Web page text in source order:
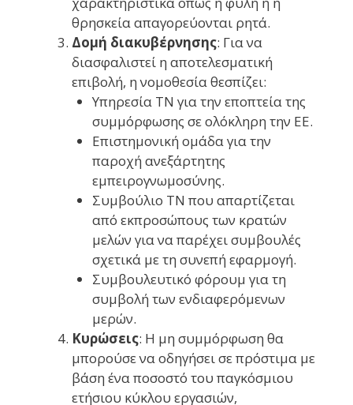
θρησκεία απαγορεύονται ρητά.
Δομή διακυβέρνησης: Για να
διασφαλιστεί η αποτελεσματική
επιβολή, η νομοθεσία θεσπίζει:
Υπηρεσία ΤΝ για την εποπτεία της
συμμόρφωσης σε ολόκληρη την ΕΕ.
Επιστημονική ομάδα για την
παροχή ανεξάρτητης
εμπειρογνωμοσύνης.
Συμβούλιο ΤΝ που απαρτίζεται
από εκπροσώπους των κρατών
μελών για να παρέχει συμβουλές
σχετικά με τη συνεπή εφαρμογή.
Συμβουλευτικό φόρουμ για τη
συμβολή των ενδιαφερόμενων
μερών.
Κυρώσεις: Η μη συμμόρφωση θα
μπορούσε να οδηγήσει σε πρόστιμα με
βάση ένα ποσοστό του παγκόσμιου
ετήσιου κύκλου εργασιών,